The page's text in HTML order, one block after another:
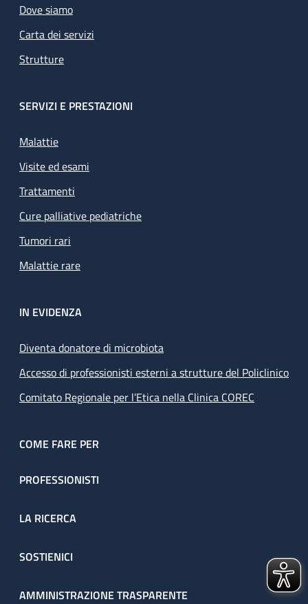
Dove siamo
Carta dei servizi
Strutture
SERVIZI E PRESTAZIONI
Malattie
Visite ed esami
Trattamenti
Cure palliative pediatriche
Tumori rari
Malattie rare
IN EVIDENZA
Diventa donatore di microbiota
Accesso di professionisti esterni a strutture del Policlinico
Comitato Regionale per l’Etica nella Clinica COREC
COME FARE PER
PROFESSIONISTI
LA RICERCA
SOSTIENICI
AMMINISTRAZIONE TRASPARENTE